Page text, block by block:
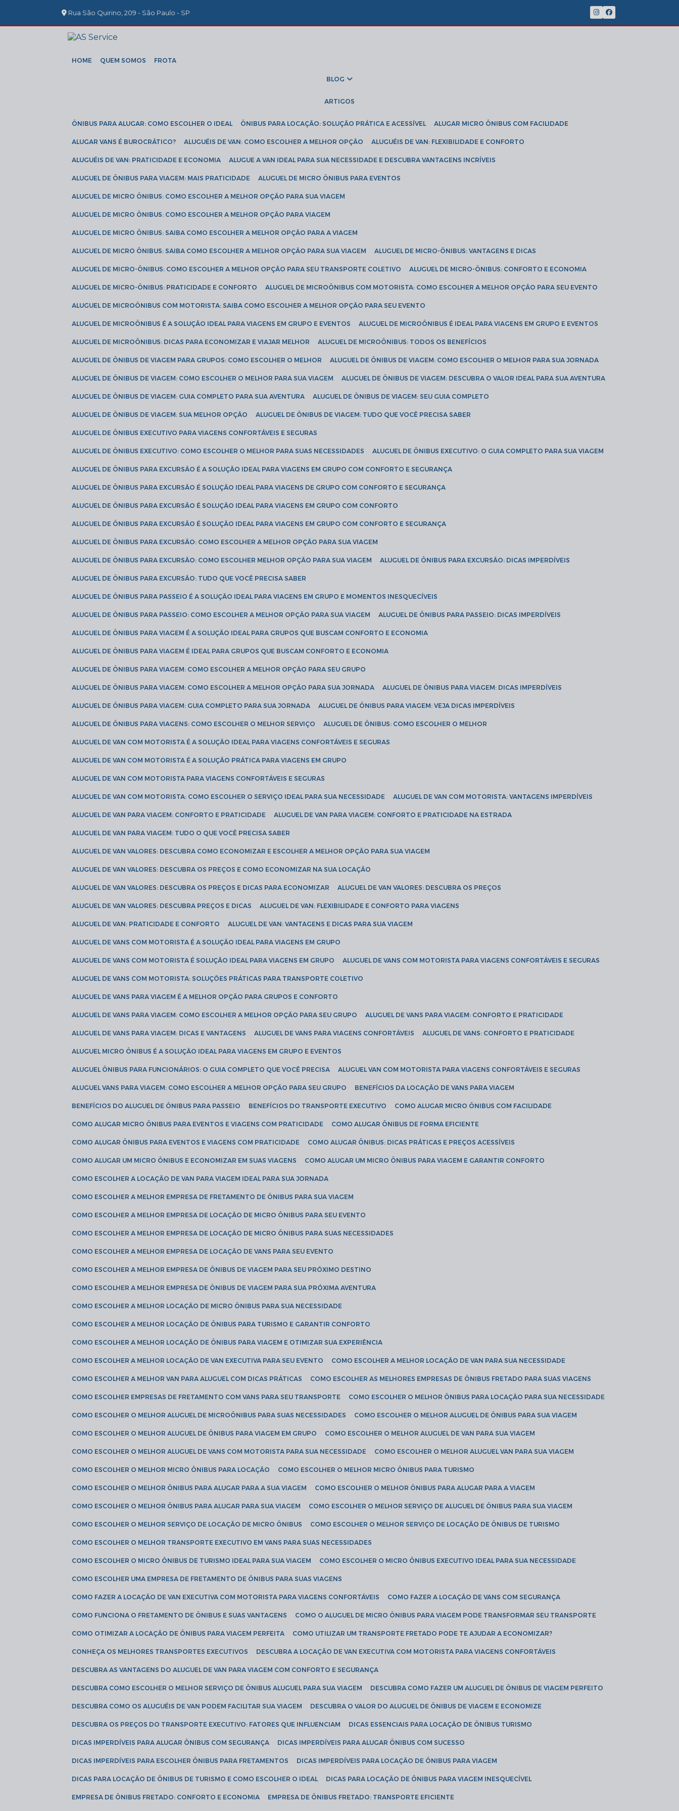
Rua São Quirino, 209 - São Paulo - SP
HOME QUEM SOMOS FROTA
BLOG
ARTIGOS
ÔNIBUS PARA ALUGAR: COMO ESCOLHER O IDEAL ÔNIBUS PARA LOCAÇÃO: SOLUÇÃO PRÁTICA E ACESSÍVEL ALUGAR MICRO ÔNIBUS COM FACILIDADE
ALUGAR VANS É BUROCRÁTICO? ALUGUÉIS DE VAN: COMO ESCOLHER A MELHOR OPÇÃO ALUGUÉIS DE VAN: FLEXIBILIDADE E CONFORTO
ALUGUÉIS DE VAN: PRATICIDADE E ECONOMIA ALUGUE A VAN IDEAL PARA SUA NECESSIDADE E DESCUBRA VANTAGENS INCRÍVEIS
ALUGUEL DE ÔNIBUS PARA VIAGEM: MAIS PRATICIDADE ALUGUEL DE MICRO ÔNIBUS PARA EVENTOS
ALUGUEL DE MICRO ÔNIBUS: COMO ESCOLHER A MELHOR OPÇÃO PARA SUA VIAGEM
ALUGUEL DE MICRO ÔNIBUS: COMO ESCOLHER A MELHOR OPÇÃO PARA VIAGEM
ALUGUEL DE MICRO ÔNIBUS: SAIBA COMO ESCOLHER A MELHOR OPÇÃO PARA A VIAGEM
ALUGUEL DE MICRO ÔNIBUS: SAIBA COMO ESCOLHER A MELHOR OPÇÃO PARA SUA VIAGEM ALUGUEL DE MICRO-ÔNIBUS: VANTAGENS E DICAS
ALUGUEL DE MICRO-ÔNIBUS: COMO ESCOLHER A MELHOR OPÇÃO PARA SEU TRANSPORTE COLETIVO ALUGUEL DE MICRO-ÔNIBUS: CONFORTO E ECONOMIA
ALUGUEL DE MICRO-ÔNIBUS: PRATICIDADE E CONFORTO ALUGUEL DE MICROÔNIBUS COM MOTORISTA: COMO ESCOLHER A MELHOR OPÇÃO PARA SEU EVENTO
ALUGUEL DE MICROÔNIBUS COM MOTORISTA: SAIBA COMO ESCOLHER A MELHOR OPÇÃO PARA SEU EVENTO
ALUGUEL DE MICROÔNIBUS É A SOLUÇÃO IDEAL PARA VIAGENS EM GRUPO E EVENTOS ALUGUEL DE MICROÔNIBUS É IDEAL PARA VIAGENS EM GRUPO E EVENTOS
ALUGUEL DE MICROÔNIBUS: DICAS PARA ECONOMIZAR E VIAJAR MELHOR ALUGUEL DE MICROÔNIBUS: TODOS OS BENEFÍCIOS
ALUGUEL DE ÔNIBUS DE VIAGEM PARA GRUPOS: COMO ESCOLHER O MELHOR ALUGUEL DE ÔNIBUS DE VIAGEM: COMO ESCOLHER O MELHOR PARA SUA JORNADA
ALUGUEL DE ÔNIBUS DE VIAGEM: COMO ESCOLHER O MELHOR PARA SUA VIAGEM ALUGUEL DE ÔNIBUS DE VIAGEM: DESCUBRA O VALOR IDEAL PARA SUA AVENTURA
ALUGUEL DE ÔNIBUS DE VIAGEM: GUIA COMPLETO PARA SUA AVENTURA ALUGUEL DE ÔNIBUS DE VIAGEM: SEU GUIA COMPLETO
ALUGUEL DE ÔNIBUS DE VIAGEM: SUA MELHOR OPÇÃO ALUGUEL DE ÔNIBUS DE VIAGEM: TUDO QUE VOCÊ PRECISA SABER
ALUGUEL DE ÔNIBUS EXECUTIVO PARA VIAGENS CONFORTÁVEIS E SEGURAS
ALUGUEL DE ÔNIBUS EXECUTIVO: COMO ESCOLHER O MELHOR PARA SUAS NECESSIDADES ALUGUEL DE ÔNIBUS EXECUTIVO: O GUIA COMPLETO PARA SUA VIAGEM
ALUGUEL DE ÔNIBUS PARA EXCURSÃO É A SOLUÇÃO IDEAL PARA VIAGENS EM GRUPO COM CONFORTO E SEGURANÇA
ALUGUEL DE ÔNIBUS PARA EXCURSÃO É SOLUÇÃO IDEAL PARA VIAGENS DE GRUPO COM CONFORTO E SEGURANÇA
ALUGUEL DE ÔNIBUS PARA EXCURSÃO É SOLUÇÃO IDEAL PARA VIAGENS EM GRUPO COM CONFORTO
ALUGUEL DE ÔNIBUS PARA EXCURSÃO É SOLUÇÃO IDEAL PARA VIAGENS EM GRUPO COM CONFORTO E SEGURANÇA
ALUGUEL DE ÔNIBUS PARA EXCURSÃO: COMO ESCOLHER A MELHOR OPÇÃO PARA SUA VIAGEM
ALUGUEL DE ÔNIBUS PARA EXCURSÃO: COMO ESCOLHER MELHOR OPÇÃO PARA SUA VIAGEM ALUGUEL DE ÔNIBUS PARA EXCURSÃO: DICAS IMPERDÍVEIS
ALUGUEL DE ÔNIBUS PARA EXCURSÃO: TUDO QUE VOCÊ PRECISA SABER
ALUGUEL DE ÔNIBUS PARA PASSEIO É A SOLUÇÃO IDEAL PARA VIAGENS EM GRUPO E MOMENTOS INESQUECÍVEIS
ALUGUEL DE ÔNIBUS PARA PASSEIO: COMO ESCOLHER A MELHOR OPÇÃO PARA SUA VIAGEM ALUGUEL DE ÔNIBUS PARA PASSEIO: DICAS IMPERDÍVEIS
ALUGUEL DE ÔNIBUS PARA VIAGEM É A SOLUÇÃO IDEAL PARA GRUPOS QUE BUSCAM CONFORTO E ECONOMIA
ALUGUEL DE ÔNIBUS PARA VIAGEM É IDEAL PARA GRUPOS QUE BUSCAM CONFORTO E ECONOMIA
ALUGUEL DE ÔNIBUS PARA VIAGEM: COMO ESCOLHER A MELHOR OPÇÃO PARA SEU GRUPO
ALUGUEL DE ÔNIBUS PARA VIAGEM: COMO ESCOLHER A MELHOR OPÇÃO PARA SUA JORNADA ALUGUEL DE ÔNIBUS PARA VIAGEM: DICAS IMPERDÍVEIS
ALUGUEL DE ÔNIBUS PARA VIAGEM: GUIA COMPLETO PARA SUA JORNADA ALUGUEL DE ÔNIBUS PARA VIAGEM: VEJA DICAS IMPERDÍVEIS
ALUGUEL DE ÔNIBUS PARA VIAGENS: COMO ESCOLHER O MELHOR SERVIÇO ALUGUEL DE ÔNIBUS: COMO ESCOLHER O MELHOR
ALUGUEL DE VAN COM MOTORISTA É A SOLUÇÃO IDEAL PARA VIAGENS CONFORTÁVEIS E SEGURAS
ALUGUEL DE VAN COM MOTORISTA É A SOLUÇÃO PRÁTICA PARA VIAGENS EM GRUPO
ALUGUEL DE VAN COM MOTORISTA PARA VIAGENS CONFORTÁVEIS E SEGURAS
ALUGUEL DE VAN COM MOTORISTA: COMO ESCOLHER O SERVIÇO IDEAL PARA SUA NECESSIDADE ALUGUEL DE VAN COM MOTORISTA: VANTAGENS IMPERDÍVEIS
ALUGUEL DE VAN PARA VIAGEM: CONFORTO E PRATICIDADE ALUGUEL DE VAN PARA VIAGEM: CONFORTO E PRATICIDADE NA ESTRADA
ALUGUEL DE VAN PARA VIAGEM: TUDO O QUE VOCÊ PRECISA SABER
ALUGUEL DE VAN VALORES: DESCUBRA COMO ECONOMIZAR E ESCOLHER A MELHOR OPÇÃO PARA SUA VIAGEM
ALUGUEL DE VAN VALORES: DESCUBRA OS PREÇOS E COMO ECONOMIZAR NA SUA LOCAÇÃO
ALUGUEL DE VAN VALORES: DESCUBRA OS PREÇOS E DICAS PARA ECONOMIZAR ALUGUEL DE VAN VALORES: DESCUBRA OS PREÇOS
ALUGUEL DE VAN VALORES: DESCUBRA PREÇOS E DICAS ALUGUEL DE VAN: FLEXIBILIDADE E CONFORTO PARA VIAGENS
ALUGUEL DE VAN: PRATICIDADE E CONFORTO ALUGUEL DE VAN: VANTAGENS E DICAS PARA SUA VIAGEM
ALUGUEL DE VANS COM MOTORISTA É A SOLUÇÃO IDEAL PARA VIAGENS EM GRUPO
ALUGUEL DE VANS COM MOTORISTA É SOLUÇÃO IDEAL PARA VIAGENS EM GRUPO ALUGUEL DE VANS COM MOTORISTA PARA VIAGENS CONFORTÁVEIS E SEGURAS
ALUGUEL DE VANS COM MOTORISTA: SOLUÇÕES PRÁTICAS PARA TRANSPORTE COLETIVO
ALUGUEL DE VANS PARA VIAGEM É A MELHOR OPÇÃO PARA GRUPOS E CONFORTO
ALUGUEL DE VANS PARA VIAGEM: COMO ESCOLHER A MELHOR OPÇÃO PARA SEU GRUPO ALUGUEL DE VANS PARA VIAGEM: CONFORTO E PRATICIDADE
ALUGUEL DE VANS PARA VIAGEM: DICAS E VANTAGENS ALUGUEL DE VANS PARA VIAGENS CONFORTÁVEIS ALUGUEL DE VANS: CONFORTO E PRATICIDADE
ALUGUEL MICRO ÔNIBUS É A SOLUÇÃO IDEAL PARA VIAGENS EM GRUPO E EVENTOS
ALUGUEL ÔNIBUS PARA FUNCIONÁRIOS: O GUIA COMPLETO QUE VOCÊ PRECISA ALUGUEL VAN COM MOTORISTA PARA VIAGENS CONFORTÁVEIS E SEGURAS
ALUGUEL VANS PARA VIAGEM: COMO ESCOLHER A MELHOR OPÇÃO PARA SEU GRUPO BENEFÍCIOS DA LOCAÇÃO DE VANS PARA VIAGEM
BENEFÍCIOS DO ALUGUEL DE ÔNIBUS PARA PASSEIO BENEFÍCIOS DO TRANSPORTE EXECUTIVO COMO ALUGAR MICRO ÔNIBUS COM FACILIDADE
COMO ALUGAR MICRO ÔNIBUS PARA EVENTOS E VIAGENS COM PRATICIDADE COMO ALUGAR ÔNIBUS DE FORMA EFICIENTE
COMO ALUGAR ÔNIBUS PARA EVENTOS E VIAGENS COM PRATICIDADE COMO ALUGAR ÔNIBUS: DICAS PRÁTICAS E PREÇOS ACESSÍVEIS
COMO ALUGAR UM MICRO ÔNIBUS E ECONOMIZAR EM SUAS VIAGENS COMO ALUGAR UM MICRO ÔNIBUS PARA VIAGEM E GARANTIR CONFORTO
COMO ESCOLHER A LOCAÇÃO DE VAN PARA VIAGEM IDEAL PARA SUA JORNADA
COMO ESCOLHER A MELHOR EMPRESA DE FRETAMENTO DE ÔNIBUS PARA SUA VIAGEM
COMO ESCOLHER A MELHOR EMPRESA DE LOCAÇÃO DE MICRO ÔNIBUS PARA SEU EVENTO
COMO ESCOLHER A MELHOR EMPRESA DE LOCAÇÃO DE MICRO ÔNIBUS PARA SUAS NECESSIDADES
COMO ESCOLHER A MELHOR EMPRESA DE LOCAÇÃO DE VANS PARA SEU EVENTO
COMO ESCOLHER A MELHOR EMPRESA DE ÔNIBUS DE VIAGEM PARA SEU PRÓXIMO DESTINO
COMO ESCOLHER A MELHOR EMPRESA DE ÔNIBUS DE VIAGEM PARA SUA PRÓXIMA AVENTURA
COMO ESCOLHER A MELHOR LOCAÇÃO DE MICRO ÔNIBUS PARA SUA NECESSIDADE
COMO ESCOLHER A MELHOR LOCAÇÃO DE ÔNIBUS PARA TURISMO E GARANTIR CONFORTO
COMO ESCOLHER A MELHOR LOCAÇÃO DE ÔNIBUS PARA VIAGEM E OTIMIZAR SUA EXPERIÊNCIA
COMO ESCOLHER A MELHOR LOCAÇÃO DE VAN EXECUTIVA PARA SEU EVENTO COMO ESCOLHER A MELHOR LOCAÇÃO DE VAN PARA SUA NECESSIDADE
COMO ESCOLHER A MELHOR VAN PARA ALUGUEL COM DICAS PRÁTICAS COMO ESCOLHER AS MELHORES EMPRESAS DE ÔNIBUS FRETADO PARA SUAS VIAGENS
COMO ESCOLHER EMPRESAS DE FRETAMENTO COM VANS PARA SEU TRANSPORTE COMO ESCOLHER O MELHOR ÔNIBUS PARA LOCAÇÃO PARA SUA NECESSIDADE
COMO ESCOLHER O MELHOR ALUGUEL DE MICROÔNIBUS PARA SUAS NECESSIDADES COMO ESCOLHER O MELHOR ALUGUEL DE ÔNIBUS PARA SUA VIAGEM
COMO ESCOLHER O MELHOR ALUGUEL DE ÔNIBUS PARA VIAGEM EM GRUPO COMO ESCOLHER O MELHOR ALUGUEL DE VAN PARA SUA VIAGEM
COMO ESCOLHER O MELHOR ALUGUEL DE VANS COM MOTORISTA PARA SUA NECESSIDADE COMO ESCOLHER O MELHOR ALUGUEL VAN PARA SUA VIAGEM
COMO ESCOLHER O MELHOR MICRO ÔNIBUS PARA LOCAÇÃO COMO ESCOLHER O MELHOR MICRO ÔNIBUS PARA TURISMO
COMO ESCOLHER O MELHOR ÔNIBUS PARA ALUGAR PARA A SUA VIAGEM COMO ESCOLHER O MELHOR ÔNIBUS PARA ALUGAR PARA A VIAGEM
COMO ESCOLHER O MELHOR ÔNIBUS PARA ALUGAR PARA SUA VIAGEM COMO ESCOLHER O MELHOR SERVIÇO DE ALUGUEL DE ÔNIBUS PARA SUA VIAGEM
COMO ESCOLHER O MELHOR SERVIÇO DE LOCAÇÃO DE MICRO ÔNIBUS COMO ESCOLHER O MELHOR SERVIÇO DE LOCAÇÃO DE ÔNIBUS DE TURISMO
COMO ESCOLHER O MELHOR TRANSPORTE EXECUTIVO EM VANS PARA SUAS NECESSIDADES
COMO ESCOLHER O MICRO ÔNIBUS DE TURISMO IDEAL PARA SUA VIAGEM COMO ESCOLHER O MICRO ÔNIBUS EXECUTIVO IDEAL PARA SUA NECESSIDADE
COMO ESCOLHER UMA EMPRESA DE FRETAMENTO DE ÔNIBUS PARA SUAS VIAGENS
COMO FAZER A LOCAÇÃO DE VAN EXECUTIVA COM MOTORISTA PARA VIAGENS CONFORTÁVEIS COMO FAZER A LOCAÇÃO DE VANS COM SEGURANÇA
COMO FUNCIONA O FRETAMENTO DE ÔNIBUS E SUAS VANTAGENS COMO O ALUGUEL DE MICRO ÔNIBUS PARA VIAGEM PODE TRANSFORMAR SEU TRANSPORTE
COMO OTIMIZAR A LOCAÇÃO DE ÔNIBUS PARA VIAGEM PERFEITA COMO UTILIZAR UM TRANSPORTE FRETADO PODE TE AJUDAR A ECONOMIZAR?
CONHEÇA OS MELHORES TRANSPORTES EXECUTIVOS DESCUBRA A LOCAÇÃO DE VAN EXECUTIVA COM MOTORISTA PARA VIAGENS CONFORTÁVEIS
DESCUBRA AS VANTAGENS DO ALUGUEL DE VAN PARA VIAGEM COM CONFORTO E SEGURANÇA
DESCUBRA COMO ESCOLHER O MELHOR SERVIÇO DE ÔNIBUS ALUGUEL PARA SUA VIAGEM DESCUBRA COMO FAZER UM ALUGUEL DE ÔNIBUS DE VIAGEM PERFEITO
DESCUBRA COMO OS ALUGUÉIS DE VAN PODEM FACILITAR SUA VIAGEM DESCUBRA O VALOR DO ALUGUEL DE ÔNIBUS DE VIAGEM E ECONOMIZE
DESCUBRA OS PREÇOS DO TRANSPORTE EXECUTIVO: FATORES QUE INFLUENCIAM DICAS ESSENCIAIS PARA LOCAÇÃO DE ÔNIBUS TURISMO
DICAS IMPERDÍVEIS PARA ALUGAR ÔNIBUS COM SEGURANÇA DICAS IMPERDÍVEIS PARA ALUGAR ÔNIBUS COM SUCESSO
DICAS IMPERDÍVEIS PARA ESCOLHER ÔNIBUS PARA FRETAMENTOS DICAS IMPERDÍVEIS PARA LOCAÇÃO DE ÔNIBUS PARA VIAGEM
DICAS PARA LOCAÇÃO DE ÔNIBUS DE TURISMO E COMO ESCOLHER O IDEAL DICAS PARA LOCAÇÃO DE ÔNIBUS PARA VIAGEM INESQUECÍVEL
EMPRESA DE ÔNIBUS FRETADO: CONFORTO E ECONOMIA EMPRESA DE ÔNIBUS FRETADO: TRANSPORTE EFICIENTE